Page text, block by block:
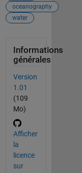
oceanography
water
Informations
générales
Version
1.01
(109
Mo)
Afficher
la
licence
sur